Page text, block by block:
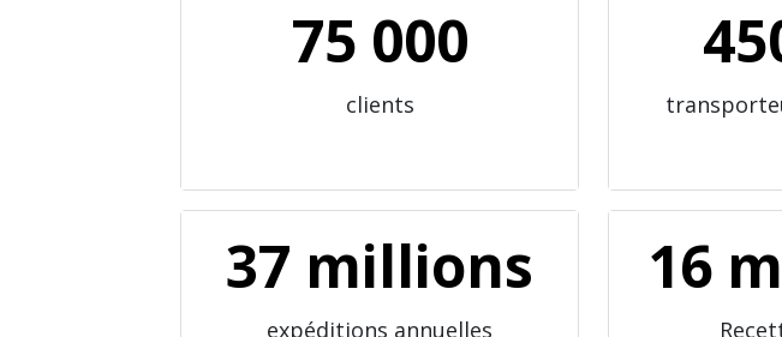
75 000
clients
37 millions
expéditions annuelles
16